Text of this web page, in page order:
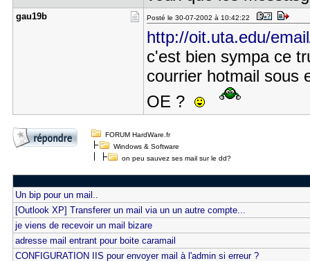
gau19b Posté le 30-07-2002 à 10:42:22
http://oit.uta.edu/
c'est bien sympa ce
courrier hotmail sous
OE ?
FORUM HardWare.fr
Windows & Software
on peu sauvez ses mail sur le dd?
Un bip pour un mail..
[Outlook XP] Transferer un mail via un un autre compte...
je viens de recevoir un mail bizare
adresse mail entrant pour boite caramail
CONFIGURATION IIS pour envoyer mail à l'admin si erreur ?